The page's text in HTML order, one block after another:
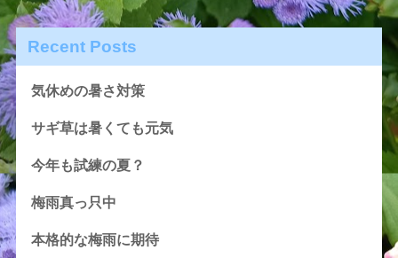
Recent Posts
気休めの暑さ対策
サギ草は暑くても元気
今年も試練の夏？
梅雨真っ只中
本格的な梅雨に期待